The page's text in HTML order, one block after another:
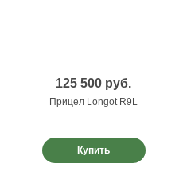
125 500 руб.
Прицел Longot R9L
Купить